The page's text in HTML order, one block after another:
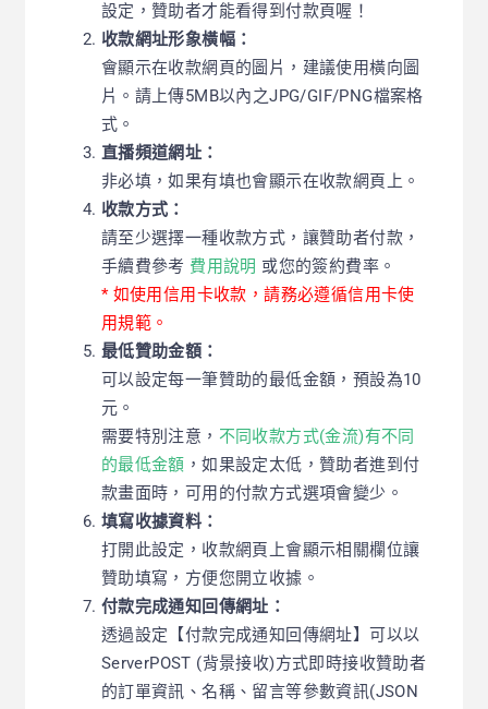
設定，贊助者才能看得到付款頁喔！
收款網址形象橫幅：
會顯示在收款網頁的圖片，建議使用橫向圖
片。請上傳5MB以內之JPG/GIF/PNG檔案格
式。
直播頻道網址：
非必填，如果有填也會顯示在收款網頁上。
收款方式：
請至少選擇一種收款方式，讓贊助者付款，
手續費參考 費用說明 或您的簽約費率。
* 如使用信用卡收款，請務必遵循信用卡使
用規範。
最低贊助金額：
可以設定每一筆贊助的最低金額，預設為10
元。
需要特別注意， 不同收款方式(金流)有不同
的最低金額 ，如果設定太低，贊助者進到付
款畫面時，可用的付款方式選項會變少。
填寫收據資料：
打開此設定，收款網頁上會顯示相關欄位讓
贊助填寫，方便您開立收據。
付款完成通知回傳網址：
透過設定【付款完成通知回傳網址】可以以
ServerPOST (背景接收)方式即時接收贊助者
的訂單資訊、名稱、留言等參數資訊(JSON